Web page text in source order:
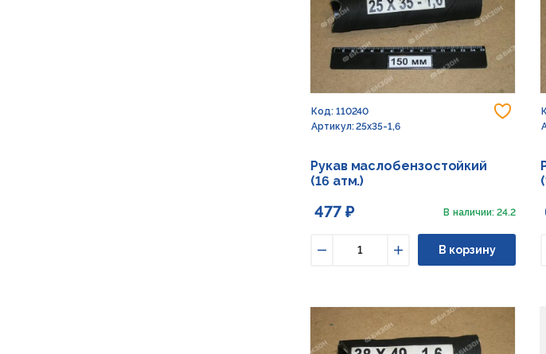
Код: 110240
Артикул: 25х35-1,6
Рукав маслобензостойкий
(16 атм.)
477 ₽ В наличии: 24.2
Увеличить
В корзину